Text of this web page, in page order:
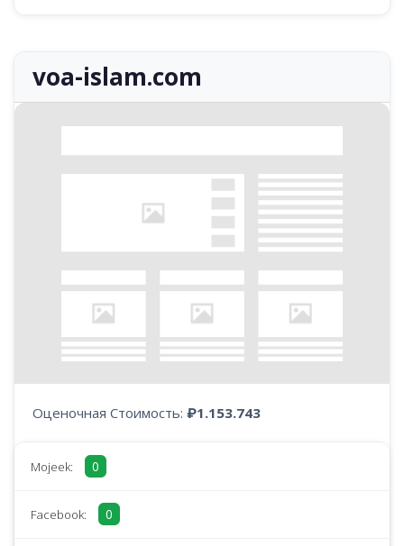
voa-islam.com
Оценочная Стоимость: ₽1.153.743
Mojeek: 0
Facebook: 0